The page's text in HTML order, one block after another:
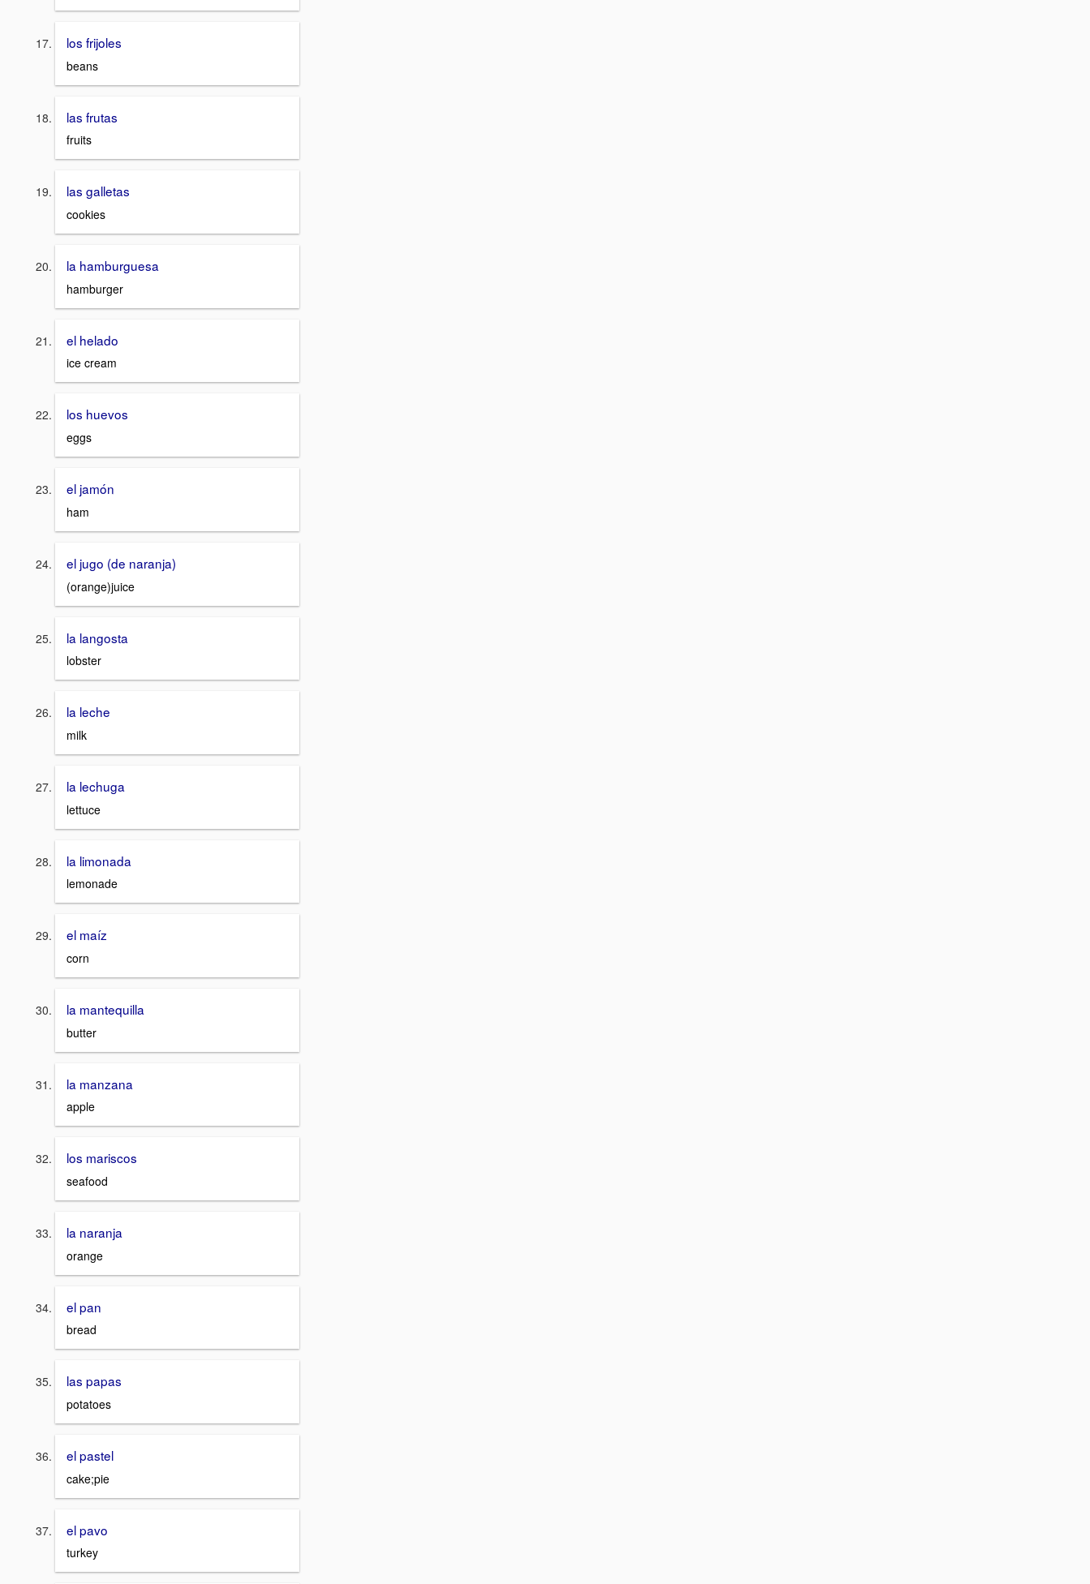
los frijoles
beans
las frutas
fruits
las galletas
cookies
la hamburguesa
hamburger
el helado
ice cream
los huevos
eggs
el jamón
ham
el jugo (de naranja)
(orange)juice
la langosta
lobster
la leche
milk
la lechuga
lettuce
la limonada
lemonade
el maíz
corn
la mantequilla
butter
la manzana
apple
los mariscos
seafood
la naranja
orange
el pan
bread
las papas
potatoes
el pastel
cake;pie
el pavo
turkey